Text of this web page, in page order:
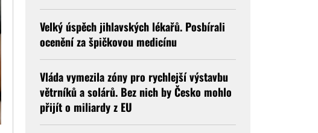
Velký úspěch jihlavských lékařů. Posbírali
ocenění za špičkovou medicínu
Vláda vymezila zóny pro rychlejší výstavbu
větrníků a solárů. Bez nich by Česko mohlo
přijít o miliardy z EU